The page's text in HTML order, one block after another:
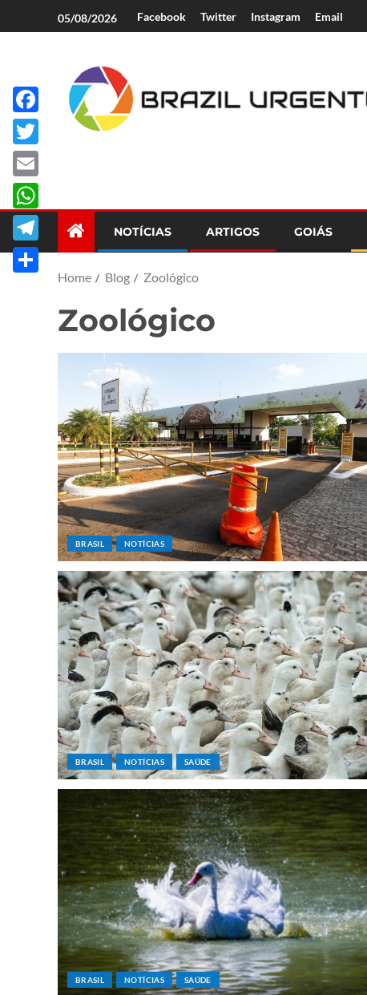
05/08/2026 Facebook Twitter Instagram Email
NOTÍCIAS ARTIGOS GOIÁS
Home Blog Zoológico
Zoológico
BRASIL NOTÍCIAS
BRASIL NOTÍCIAS SAÚDE
BRASIL NOTÍCIAS SAÚDE
Facebook
Twitter
Email
WhatsApp
Telegram